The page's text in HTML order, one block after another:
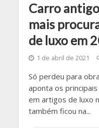
Carro
mais
de luxo em
1 de abril de 2021
Só perdeu para
aponta os
em artigos de luxo
também ficou na...